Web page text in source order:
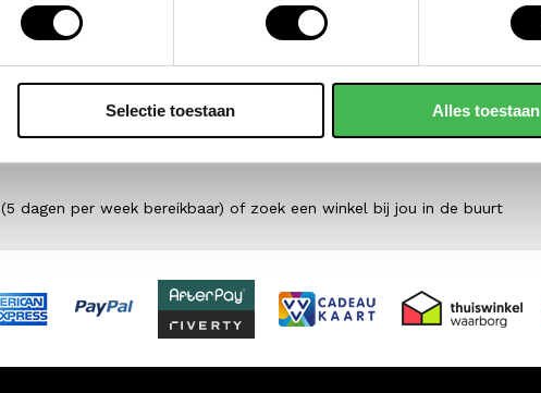
Selectie toestaan Alles toestaan
(5 dagen per week bereikbaar) of zoek een winkel bij jou in de buurt